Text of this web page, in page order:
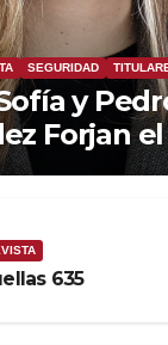
SEGURIDAD
y
Forjan
635